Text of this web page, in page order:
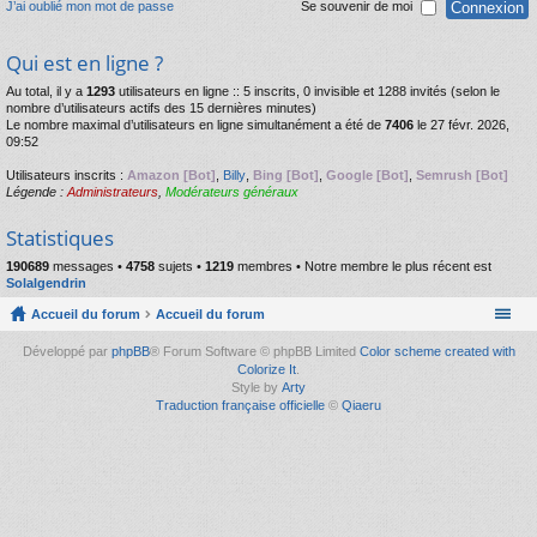
J’ai oublié mon mot de passe Se souvenir de moi
Qui est en ligne ?
Au total, il y a 1293 utilisateurs en ligne :: 5 inscrits, 0 invisible et 1288 invités (selon le
nombre d’utilisateurs actifs des 15 dernières minutes)
Le nombre maximal d’utilisateurs en ligne simultanément a été de 7406 le 27 févr. 2026,
09:52
Utilisateurs inscrits : Amazon [Bot] Billy Bing [Bot] Google [Bot] Semrush [Bot]
Légende : Administrateurs Modérateurs généraux
Statistiques
190689 messages • 4758 sujets • 1219 membres • Notre membre le plus récent est
Solalgendrin
Accueil du forum Accueil du forum
Développé par phpBB® Forum Software © phpBB Limited Color scheme created with
Colorize It.
Style by Arty
Traduction française officielle © Qiaeru